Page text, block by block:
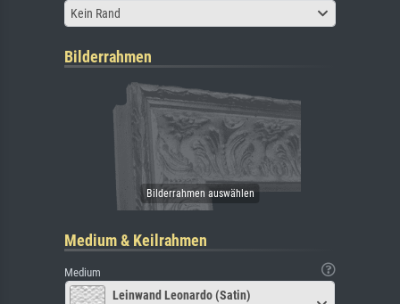
Kein Rand
Bilderrahmen
Medium & Keilrahmen
Medium
Leinwand Leonardo (Satin)